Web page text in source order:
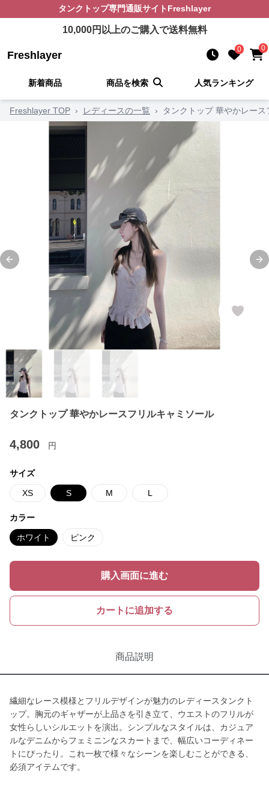
タンクトップ専門通販サイト Freshlayer
10,000円以上のご購入で送料無料
Freshlayer 0 0
新着商品 商品を検索 人気ランキング
Freshlayer TOP › レディースの一覧 › タンクトップ 華やかレー
Previous slide
タンクトップ 華やかレースフリルキャミソール
4,800 円
サイズ
XS S M L
カラー
ホワイト ピンク
購入画面に進む
カートに追加する
商品説明
繊細なレース模様とフリルデザインが魅力のレディースタンクト
ップ。胸元のギャザーが上品さを引き立て、ウエストのフリルが
女性らしいシルエットを演出。シンプルなスタイルは、カジュア
ルなデニムからフェミニンなスカートまで、幅広いコーディネー
トにぴったり。これ一枚で様々なシーンを楽しむことができる、
必須アイテムです。